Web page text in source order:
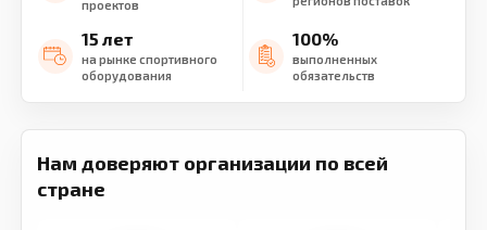
проектов
15 лет
на рынке спортивного
оборудования
100%
выполненных
обязательств
Нам доверяют организации по всей
стране